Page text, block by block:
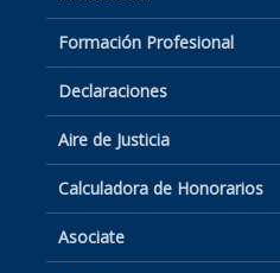
Formación Profesional
Declaraciones
Aire de Justicia
Calculadora de Honorarios
Asociate